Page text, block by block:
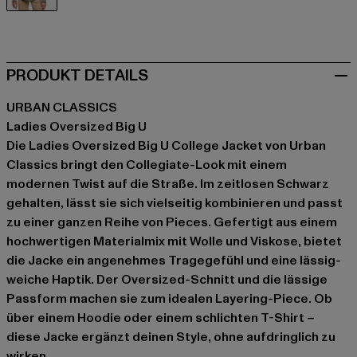
PRODUKT DETAILS
URBAN CLASSICS
Ladies Oversized Big U
Die Ladies Oversized Big U College Jacket von Urban
Classics bringt den Collegiate-Look mit einem
modernen Twist auf die Straße. Im zeitlosen Schwarz
gehalten, lässt sie sich vielseitig kombinieren und passt
zu einer ganzen Reihe von Pieces. Gefertigt aus einem
hochwertigen Materialmix mit Wolle und Viskose, bietet
die Jacke ein angenehmes Tragegefühl und eine lässig-
weiche Haptik. Der Oversized-Schnitt und die lässige
Passform machen sie zum idealen Layering-Piece. Ob
über einem Hoodie oder einem schlichten T-Shirt –
diese Jacke ergänzt deinen Style, ohne aufdringlich zu